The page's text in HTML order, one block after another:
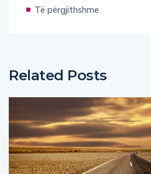
Të përgjithshme
Related Posts